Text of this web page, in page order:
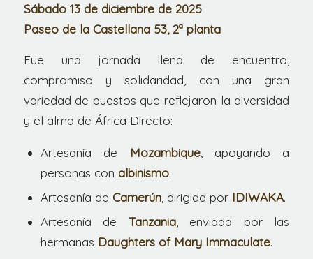
Sábado 13 de diciembre de 2025
Paseo de la Castellana 53, 2ª planta
Fue una jornada llena de encuentro,
compromiso y solidaridad, con una gran
variedad de puestos que reflejaron la diversidad
y el alma de África Directo:
Artesanía de Mozambique, apoyando a
personas con albinismo.
Artesanía de Camerún, dirigida por IDIWAKA.
Artesanía de Tanzania, enviada por las
hermanas Daughters of Mary Immaculate.